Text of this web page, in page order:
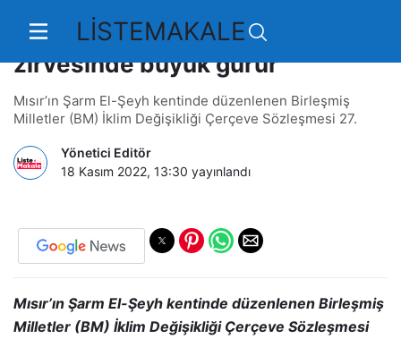
LİSTEMAKALE
Abdi İbrahim’e BM iklim
zirvesinde büyük gurur
Mısır’ın Şarm El-Şeyh kentinde düzenlenen Birleşmiş
Milletler (BM) İklim Değişikliği Çerçeve Sözleşmesi 27.
Yönetici Editör
18 Kasım 2022, 13:30 yayınlandı
Mısır’ın Şarm El-Şeyh kentinde düzenlenen Birleşmiş
Milletler (BM) İklim Değişikliği Çerçeve Sözleşmesi